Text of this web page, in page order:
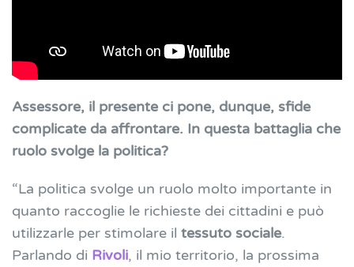
Assessore, il presente ci pone, dunque, sfide
complicate da affrontare. In questa battaglia che
ruolo svolge la politica?
“La politica svolge un ruolo molto importante in
quanto raccoglie le richieste dei cittadini e può
utilizzarle per stimolare il tessuto sociale.
Parlando di Rivoli, il mio territorio, la prossima